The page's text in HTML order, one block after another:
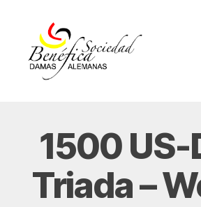
1500
Triada –